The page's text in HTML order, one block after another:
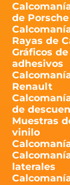
de Porsche
Rayas de
Gráficos
adhesivos
Renault
de
Muestras
vinilo
laterales